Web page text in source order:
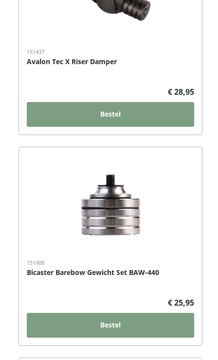
151437
Avalon Tec X Riser Damper
€ 28,95
Bestel
151908
Bicaster Barebow Gewicht Set BAW-440
€ 25,95
Bestel